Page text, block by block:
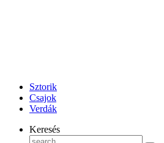
Sztorik
Csajok
Verdák
Keresés